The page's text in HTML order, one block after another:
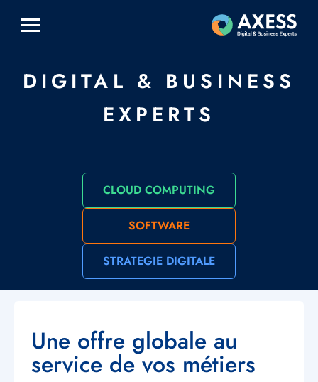
contenu
DIGITAL & BUSINESS
EXPERTS
CLOUD COMPUTING
SOFTWARE
STRATEGIE DIGITALE
Titre
Une offre globale au
service de vos métiers